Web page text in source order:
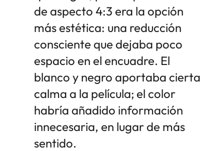
de aspecto 4:3 era la opción
más estética: una reducción
consciente que dejaba poco
espacio en el encuadre. El
blanco y negro aportaba cierta
calma a la película; el color
habría añadido información
innecesaria, en lugar de más
sentido.